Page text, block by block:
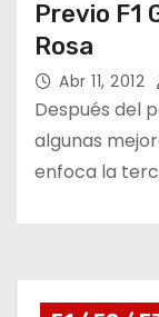
Previo F1
Rosa
Abr 11, 2012
Después del
algunas
enfoca la